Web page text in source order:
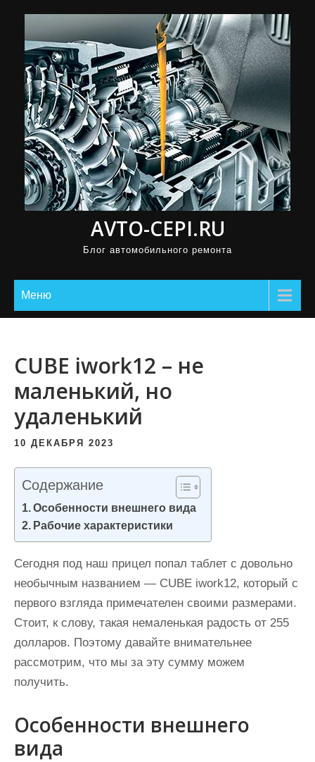
AVTO-CEPI.RU
Блог автомобильного ремонта
Меню
CUBE iwork12 – не
маленький, но
удаленький
10 ДЕКАБРЯ 2023
Содержание
Особенности внешнего вида
Рабочие характеристики
Сегодня под наш прицел попал таблет с довольно
необычным названием — CUBE iwork12, который с
первого взгляда примечателен своими размерами.
Стоит, к слову, такая немаленькая радость от 255
долларов. Поэтому давайте внимательнее
рассмотрим, что мы за эту сумму можем
получить.
Особенности внешнего
вида